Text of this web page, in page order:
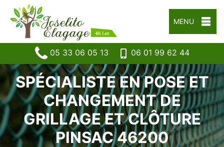
MENU
05 33 06 05 13 06 01 99 62 44
SPÉCIALISTE EN POSE ET
CHANGEMENT DE
GRILLAGE ET CLÔTURE
PINSAC 46200